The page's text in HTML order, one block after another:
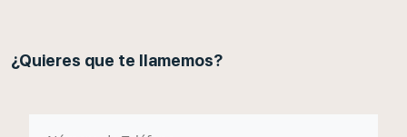
¿Quieres que te llamemos?